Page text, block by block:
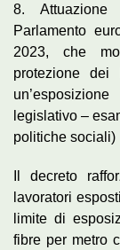
8.
Parlamento
2023, che
protezione
legislativo –
politiche sociali)
Il decreto
lavoratori
limite di
fibre per metro